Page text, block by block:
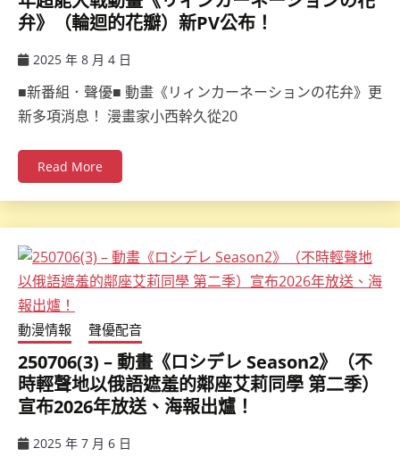
弁》（輪迴的花瓣）新PV公布！
2025 年 8 月 4 日
■新番組．聲優■ 動畫《リィンカーネーションの花弁》更
新多項消息！ 漫畫家小西幹久從20
Read More
動漫情報 聲優配音
250706(3) – 動畫《ロシデレ Season2》（不
時輕聲地以俄語遮羞的鄰座艾莉同學 第二季）
宣布2026年放送、海報出爐！
2025 年 7 月 6 日